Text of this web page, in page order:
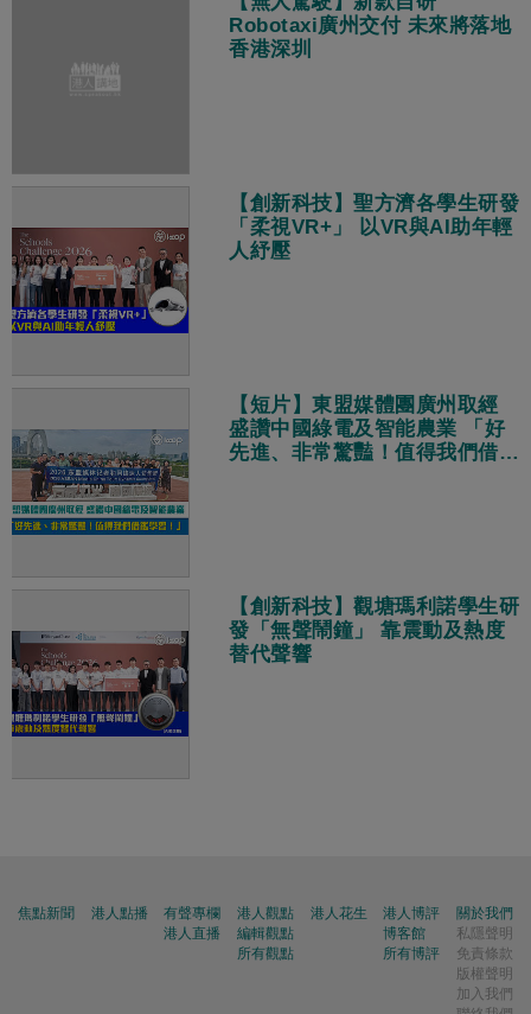
Robotaxi廣州交付 未來將落地
香港深圳
【創新科技】聖方濟各學生研發
「柔視VR+」 以VR與AI助年輕
人紓壓
【短片】東盟媒體團廣州取經
盛讚中國綠電及智能農業 「好
先進、非常驚豔！值得我們借鑑
【創新科技】觀塘瑪利諾學生研
發「無聲鬧鐘」 靠震動及熱度
替代聲響
焦點新聞 港人點播
有聲專欄
港人直播
港人觀點
編輯觀點
所有觀點
港人花生
港人博評
博客館
所有博評
關於我們
私隱聲明
免責條款
版權聲明
加入我們